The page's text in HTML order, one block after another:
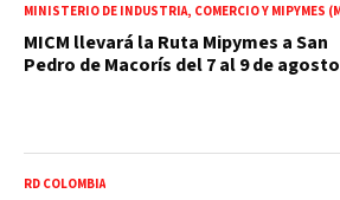
MICM llevará la Ruta Mipymes a San
Pedro de Macorís del 7 al 9 de agosto
RD COLOMBIA